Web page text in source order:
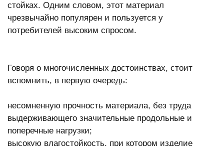
стойках. Одним словом, этот материал
чрезвычайно популярен и пользуется у
потребителей высоким спросом.
Говоря о многочисленных достоинствах, стоит
вспомнить, в первую очередь:
несомненную прочность материала, без труда
выдерживающего значительные продольные и
поперечные нагрузки;
высокую влагостойкость, при котором изделие